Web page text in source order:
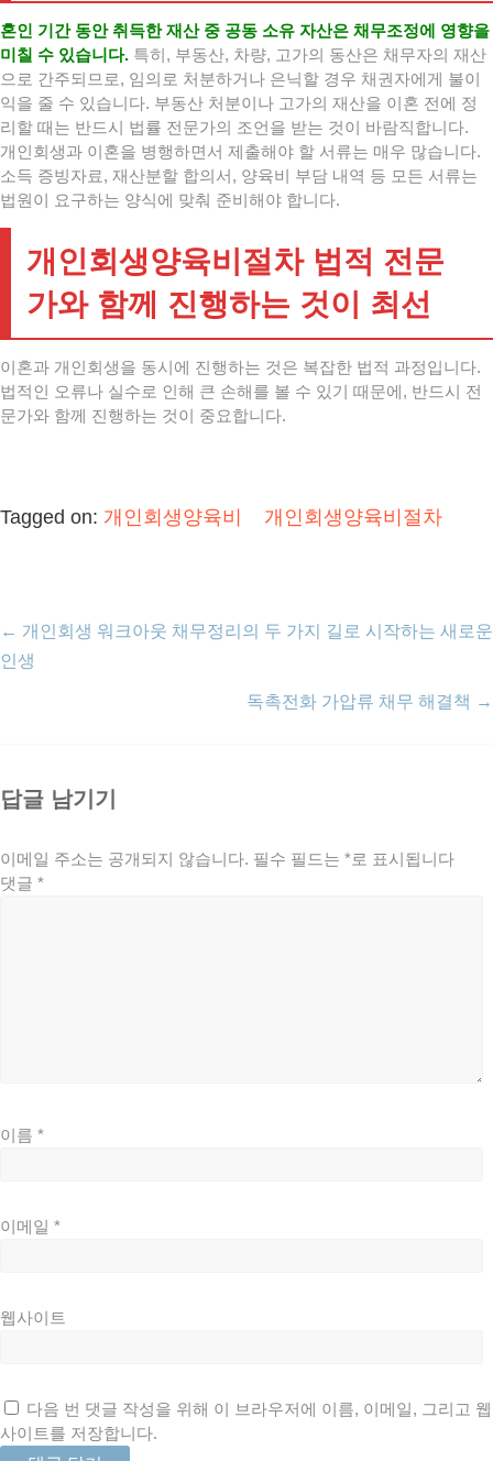
혼인 기간 동안 취득한 재산 중 공동 소유 자산은 채무조정에 영향을
미칠 수 있습니다. 특히, 부동산, 차량, 고가의 동산은 채무자의 재산
으로 간주되므로, 임의로 처분하거나 은닉할 경우 채권자에게 불이
익을 줄 수 있습니다. 부동산 처분이나 고가의 재산을 이혼 전에 정
리할 때는 반드시 법률 전문가의 조언을 받는 것이 바람직합니다.
개인회생과 이혼을 병행하면서 제출해야 할 서류는 매우 많습니다.
소득 증빙자료, 재산분할 합의서, 양육비 부담 내역 등 모든 서류는
법원이 요구하는 양식에 맞춰 준비해야 합니다.
개인회생양육비절차 법적 전문
가와 함께 진행하는 것이 최선
이혼과 개인회생을 동시에 진행하는 것은 복잡한 법적 과정입니다.
법적인 오류나 실수로 인해 큰 손해를 볼 수 있기 때문에, 반드시 전
문가와 함께 진행하는 것이 중요합니다.
Tagged on: 개인회생양육비 개인회생양육비절차
← 개인회생 워크아웃 채무정리의 두 가지 길로 시작하는 새로운
인생
독촉전화 가압류 채무 해결책 →
답글 남기기
이메일 주소는 공개되지 않습니다. 필수 필드는 *로 표시됩니다
댓글 *
이름 *
이메일 *
웹사이트
다음 번 댓글 작성을 위해 이 브라우저에 이름, 이메일, 그리고 웹
사이트를 저장합니다.